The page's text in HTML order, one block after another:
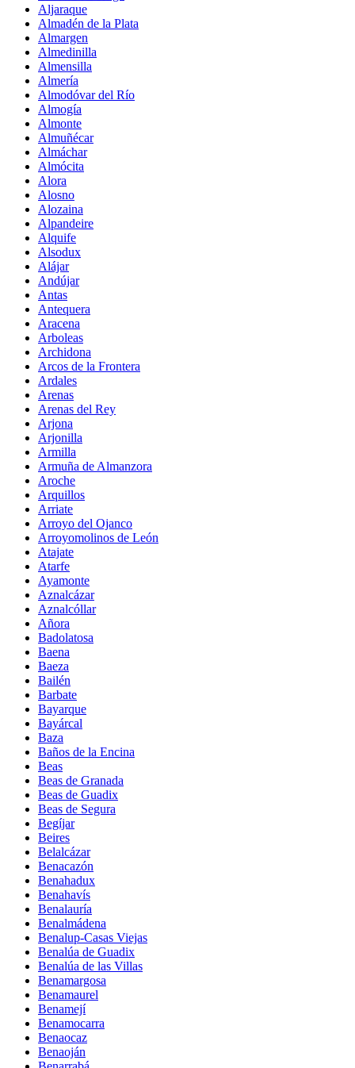
Aljaraque
Almadén de la Plata
Almargen
Almedinilla
Almensilla
Almería
Almodóvar del Río
Almogía
Almonte
Almuñécar
Almáchar
Almócita
Alora
Alosno
Alozaina
Alpandeire
Alquife
Alsodux
Alájar
Andújar
Antas
Antequera
Aracena
Arboleas
Archidona
Arcos de la Frontera
Ardales
Arenas
Arenas del Rey
Arjona
Arjonilla
Armilla
Armuña de Almanzora
Aroche
Arquillos
Arriate
Arroyo del Ojanco
Arroyomolinos de León
Atajate
Atarfe
Ayamonte
Aznalcázar
Aznalcóllar
Añora
Badolatosa
Baena
Baeza
Bailén
Barbate
Bayarque
Bayárcal
Baza
Baños de la Encina
Beas
Beas de Granada
Beas de Guadix
Beas de Segura
Begíjar
Beires
Belalcázar
Benacazón
Benahadux
Benahavís
Benalauría
Benalmádena
Benalup-Casas Viejas
Benalúa de Guadix
Benalúa de las Villas
Benamargosa
Benamaurel
Benamejí
Benamocarra
Benaocaz
Benaoján